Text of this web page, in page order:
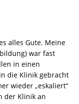
alles Gute. Meine
war fast
in einen
die Klinik gebracht
wieder „eskaliert“
der Klinik an